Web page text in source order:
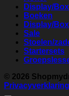
Display/
Boeken
Display/
Sale
Stoelen/
Startersets
© 2026
Privacyverklaring